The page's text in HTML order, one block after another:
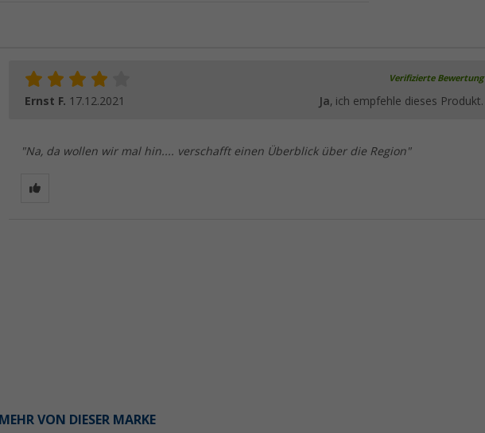
Verifizierte Bewertung
Ernst F. 17.12.2021 Ja, ich empfehle dieses Produkt.
"Na, da wollen wir mal hin.... verschafft einen Überblick über die Region"
MEHR VON DIESER MARKE